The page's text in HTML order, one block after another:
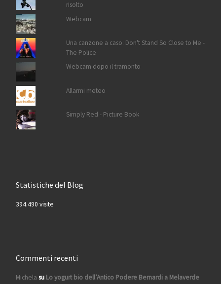
risolto
Webcam
Una canzone a caso: Don't Stand So Close to Me -
The Police
Webcam dopo il tramonto
Allarmi meteo
Simply Red - Picture Book
Statistiche del Blog
394.490 visite
Commenti recenti
Michela su Lo yogurt bio dell’Antico Podere Bernardi a Melaverde